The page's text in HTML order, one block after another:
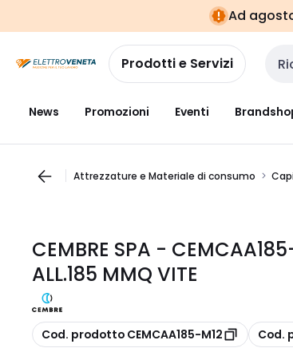
navigazionealla
pagina
Ad
Prodotti e Servizi
News Promozioni Eventi
Attrezzature e Materiale di consumo
CEMBRE SPA -
ALL.185 MMQ VITE
copia
Cod. prodotto CEMCAA185-M12 copia
Cod.